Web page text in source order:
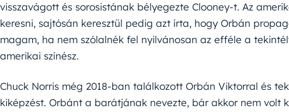
visszavágott és sorosistának bélyegezte Clooney-t. Az
keresni, sajtósán keresztül pedig azt írta, hogy Orbán
magam, ha nem szólalnék fel nyilvánosan az efféle a
amerikai színész.
Chuck Norris még 2018-ban találkozott Orbán Viktorral és
kiképzést. Orbánt a barátjának nevezte, bár akkor nem volt